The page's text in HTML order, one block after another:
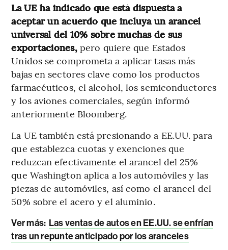
La UE ha indicado que está dispuesta a
aceptar un acuerdo que incluya un arancel
universal del 10% sobre muchas de sus
exportaciones, pero quiere que Estados
Unidos se comprometa a aplicar tasas más
bajas en sectores clave como los productos
farmacéuticos, el alcohol, los semiconductores
y los aviones comerciales, según informó
anteriormente Bloomberg.
La UE también está presionando a EE.UU. para
que establezca cuotas y exenciones que
reduzcan efectivamente el arancel del 25%
que Washington aplica a los automóviles y las
piezas de automóviles, así como el arancel del
50% sobre el acero y el aluminio.
Ver más: Las ventas de autos en EE.UU. se enfrían
tras un repunte anticipado por los aranceles